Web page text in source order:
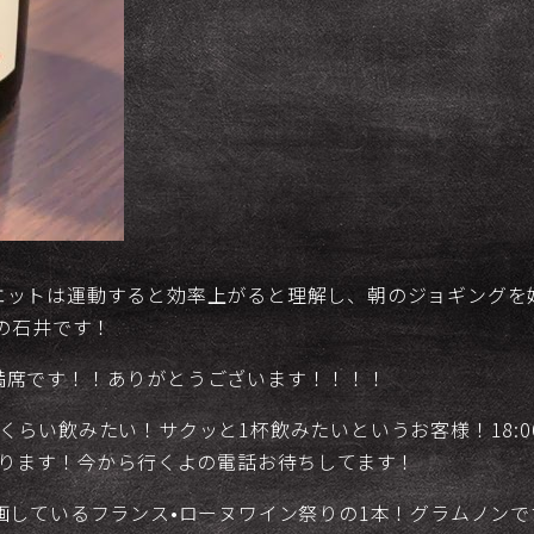
トは運動すると効率上がると理解し、朝のジョギング
石井です！
です！！ありがとうございます！！！！
らい飲みたい！サクッと1杯飲みたいというお客様！
ます！今から行くよの電話お待ちしてます！
ているフランス•ローヌワイン祭りの1本！グラムノン